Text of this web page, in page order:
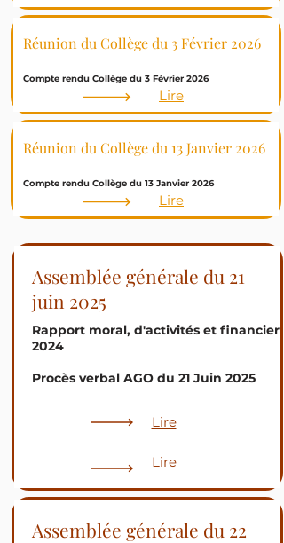
Réunion du Collège du 3 Février 2026
Compte rendu Collège du 3 Février 2026
Lire
Réunion du Collège du 13 Janvier 2026
Compte rendu Collège du 13 Janvier 2026
Lire
Assemblée générale du 21
juin 2025
Rapport moral, d'activités et financier
2024
Procès verbal AGO du 21 Juin 2025
Lire
Lire
Assemblée générale du 22